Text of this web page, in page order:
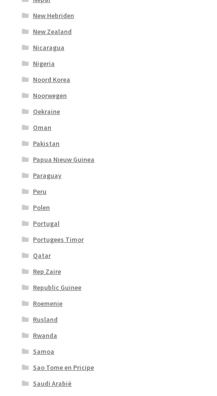
New Hebriden
New Zealand
Nicaragua
Nigeria
Noord Korea
Noorwegen
Oekraine
Oman
Pakistan
Papua Nieuw Guinea
Paraguay
Peru
Polen
Portugal
Portugees Timor
Qatar
Rep Zaire
Republic Guinee
Roemenie
Rusland
Rwanda
Samoa
Sao Tome en Pricipe
Saudi Arabië